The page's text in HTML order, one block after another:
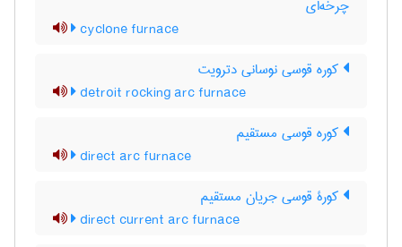
چرخه‌ای
cyclone furnace
کوره قوسی نوسانی دترویت
detroit rocking arc furnace
کوره قوسی مستقیم
direct arc furnace
کورۀ قوسی جریان مستقیم
direct current arc furnace